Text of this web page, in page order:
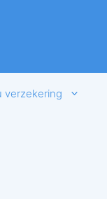
verzekering